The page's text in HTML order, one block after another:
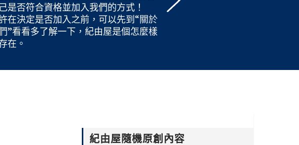
是否符合資格並加入我們的方式！
在決定是否加入之前，可以先到“關於
”看看多了解一下，紀由屋是個怎麼樣
在。
紀由屋隨機原創內容